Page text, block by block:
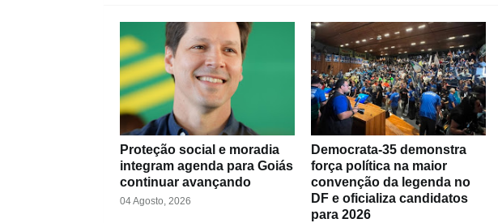
Proteção social e moradia
integram agenda para Goiás
continuar avançando
04 Agosto, 2026
Democrata-35 demonstra
força política na maior
convenção da legenda no
DF e oficializa candidatos
para 2026